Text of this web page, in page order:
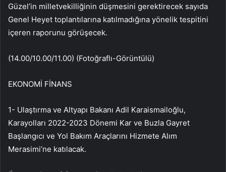
Güzel’in milletvekilliğinin düşmesini gerektirecek sayıda
Genel Heyet toplantılarına katılmadığına yönelik tespitini
içeren raporunu görüşecek.
(14.00/10.00/11.00) (Fotoğraflı-Görüntülü)
EKONOMİ FİNANS
1- Ulaştırma ve Altyapı Bakanı Adil Karaismailoğlu,
Karayolları 2022-2023 Dönemi Kar ve Buzla Gayret
Başlangıcı ve Yol Bakım Araçlarını Hizmete Alım
Merasimi’ne katılacak.